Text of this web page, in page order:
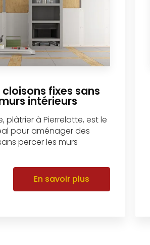
fixes sans
intérieurs
plâtrier à Pierrelatte, est le
pour aménager des
percer les murs
En savoir plus